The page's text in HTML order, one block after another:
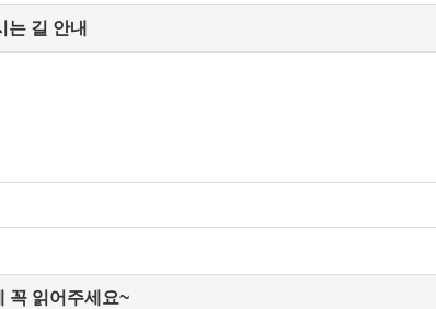
는 길 안내
꼭 읽어주세요~